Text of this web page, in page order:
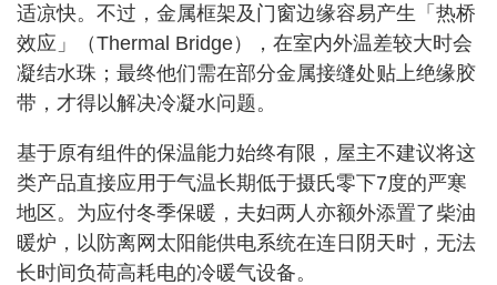
适凉快。不过，金属框架及门窗边缘容易产生「热桥
效应」（Thermal Bridge），在室内外温差较大时会
凝结水珠；最终他们需在部分金属接缝处贴上绝缘胶
带，才得以解决冷凝水问题。
基于原有组件的保温能力始终有限，屋主不建议将这
类产品直接应用于气温长期低于摄氏零下7度的严寒
地区。为应付冬季保暖，夫妇两人亦额外添置了柴油
暖炉，以防离网太阳能供电系统在连日阴天时，无法
长时间负荷高耗电的冷暖气设备。